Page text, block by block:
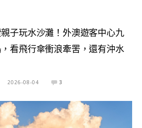
親子玩水沙灘！外澳遊客中心九
看飛行傘衝浪牽罟，還有沖水
2026-08-04 3